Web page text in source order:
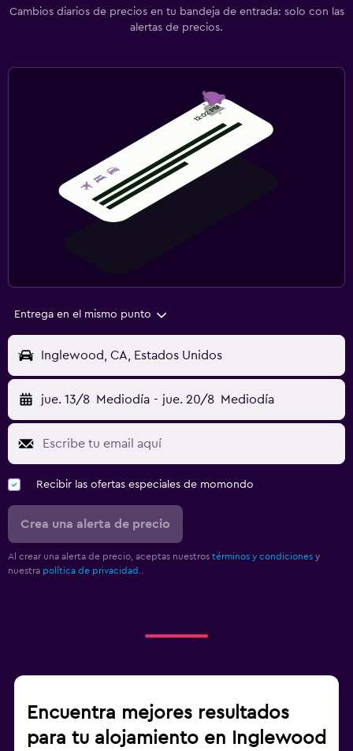
Cambios diarios de precios en tu bandeja de entrada: solo con las
alertas de precios.
Entrega en el mismo punto
Inglewood, CA, Estados Unidos
jue. 13/8 Mediodía - jue. 20/8 Mediodía
Recibir las ofertas especiales de momondo
Crea una alerta de precio
Al crear una alerta de precio, aceptas nuestros términos y condiciones y
nuestra política de privacidad..
Encuentra mejores resultados
para tu alojamiento en Inglewood